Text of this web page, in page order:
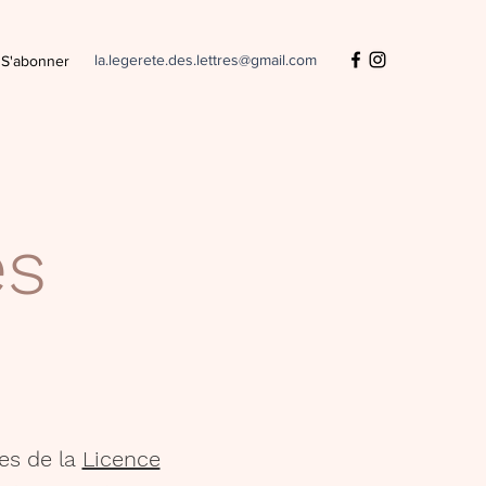
S'abonner la.legerete.des.lettres@gmail.com
de la Licence